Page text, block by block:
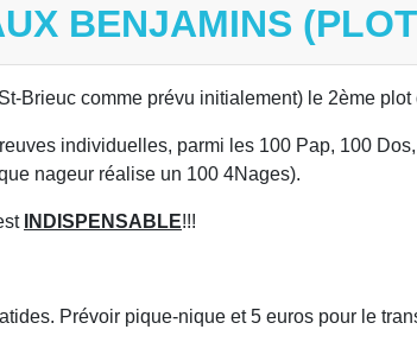
BENJAMINS
Brieuc comme prévu initialement) le 2ème
individuelles, parmi les 100 Pap, 100
nageur réalise un 100 4Nages).
INDISPENSABLE!!!
Prévoir pique-nique et 5 euros pour le